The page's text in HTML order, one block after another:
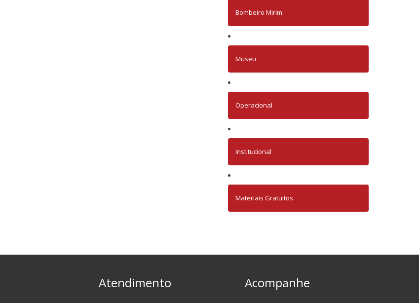
Bombeiro Mirim
Museu
Operacional
Institucional
Materiais Gratuitos
Atendimento Acompanhe